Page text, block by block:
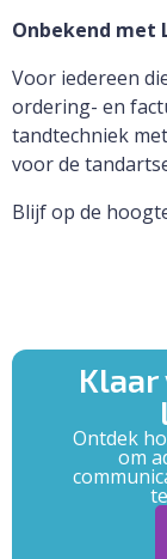
Onbekend met
Voor iedereen
ordering- en
tandtechniek
voor de
Blijf op de
Ontdek
om